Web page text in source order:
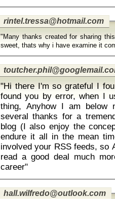
rintel.tressa@hotmail.com
"Many thanks created for sharing
sweet, thats why i have examine it
"Hi there I'm so grateful I
found you by error, when I
thing, Anyhow I am below
several thanks for a
blog (I also enjoy the
endure it all in the mean
involved your RSS feeds, so
read a good deal much
career"
hall.wilfredo@outlook.com